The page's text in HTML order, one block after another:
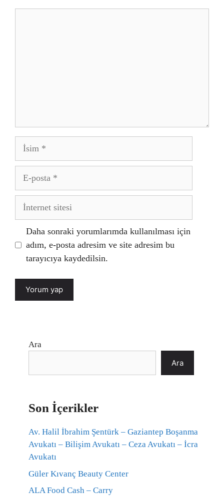
İsim
posta
İnternet
Daha sonraki yorumlarımda kullanılması için
adım, e-posta adresim ve site adresim bu
tarayıcıya kaydedilsin.
Ara
Ara
Son İçerikler
Av. Halil İbrahim Şentürk – Gaziantep Boşanma
Avukatı – Bilişim Avukatı – Ceza Avukatı – İcra
Avukatı
Güler Kıvanç Beauty Center
ALA Food Cash – Carry